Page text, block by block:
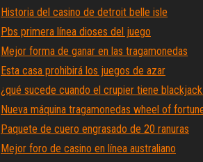
Historia del casino de detroit belle isle
Pbs primera línea dioses del juego
Mejor forma de ganar en las tragamonedas
Esta casa prohibirá los juegos de azar
¿qué sucede cuando el crupier tiene blackjack_
Nueva máquina tragamonedas wheel of
Paquete de cuero engrasado de 20 ranuras
Mejor foro de casino en línea australiano